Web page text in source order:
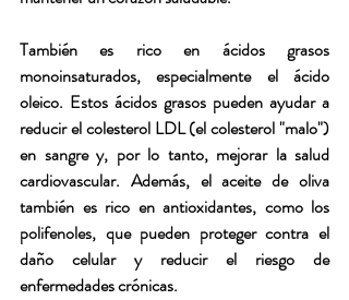
También es rico en ácidos grasos
monoinsaturados, especialmente el ácido
oleico. Estos ácidos grasos pueden ayudar a
reducir el colesterol LDL (el colesterol "malo")
en sangre y, por lo tanto, mejorar la salud
cardiovascular. Además, el aceite de oliva
también es rico en antioxidantes, como los
polifenoles, que pueden proteger contra el
daño celular y reducir el riesgo de
enfermedades crónicas.